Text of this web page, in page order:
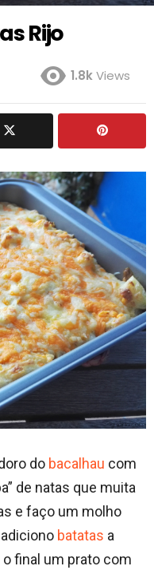
Rijo
1.8kViews
do bacalhau com
de natas que muita
e faço um molho
batatas a
final um prato com